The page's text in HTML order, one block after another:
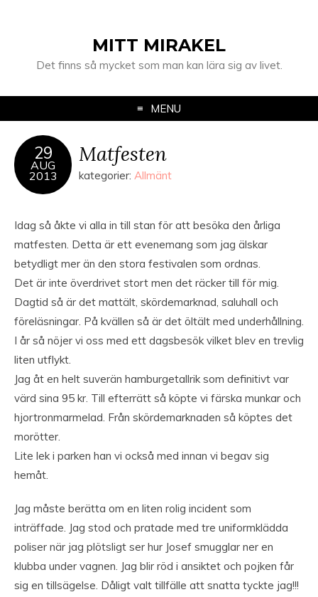
MITT MIRAKEL
Det finns så mycket som man kan lära sig av livet.
MENU
29
AUG
2013
Matfesten
kategorier: Allmänt
Idag så åkte vi alla in till stan för att besöka den årliga
matfesten. Detta är ett evenemang som jag älskar
betydligt mer än den stora festivalen som ordnas.
Det är inte överdrivet stort men det räcker till för mig.
Dagtid så är det mattält, skördemarknad, saluhall och
föreläsningar. På kvällen så är det öltält med underhållning.
I år så nöjer vi oss med ett dagsbesök vilket blev en trevlig
liten utflykt.
Jag åt en helt suverän hamburgetallrik som definitivt var
värd sina 95 kr. Till efterrätt så köpte vi färska munkar och
hjortronmarmelad. Från skördemarknaden så köptes det
morötter.
Lite lek i parken han vi också med innan vi begav sig
hemåt.
Jag måste berätta om en liten rolig incident som
inträffade. Jag stod och pratade med tre uniformklädda
poliser när jag plötsligt ser hur Josef smugglar ner en
klubba under vagnen. Jag blir röd i ansiktet och pojken får
sig en tillsägelse. Dåligt valt tillfälle att snatta tyckte jag!!!